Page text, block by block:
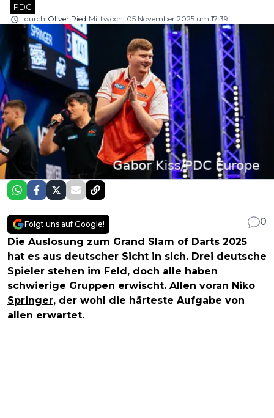
PDC
durch Oliver Ried Mittwoch, 05 November 2025 um 17:39
Folgt uns auf Google!
0
Die Auslosung zum Grand Slam of Darts 2025
hat es aus deutscher Sicht in sich. Drei deutsche
Spieler stehen im Feld, doch alle haben
schwierige Gruppen erwischt. Allen voran Niko
Springer, der wohl die härteste Aufgabe von
allen erwartet.